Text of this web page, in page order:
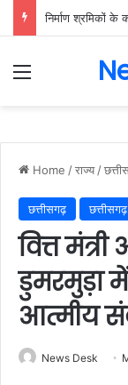
Menu
Home /राज्य /
छत्तीसगढ़
वित्त
डुमरमुड़ा में
आत्मीय
News Desk